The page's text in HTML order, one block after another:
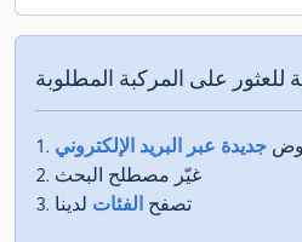
جديدة عبر البريد الإلكتروني
غيّر مصطلح البحث
تصفح الفئات لدينا